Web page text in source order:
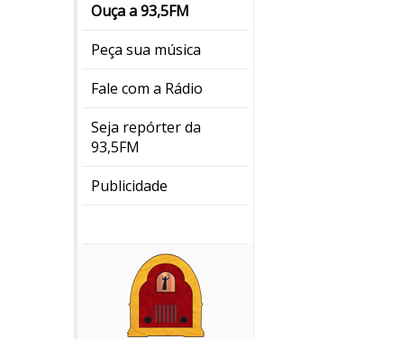
Ouça a 93,5FM
Peça sua música
Fale com a Rádio
Seja repórter da
93,5FM
Publicidade